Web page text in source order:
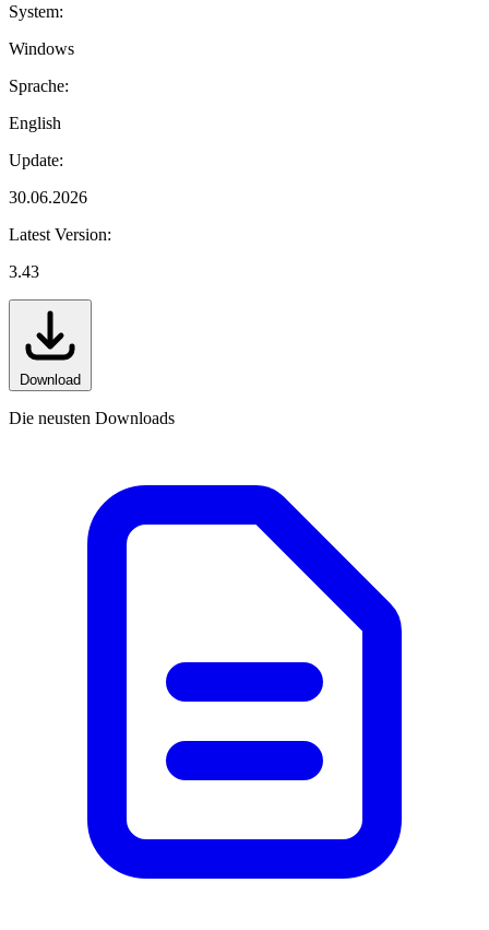
System:
Windows
Sprache:
English
Update:
30.06.2026
Latest Version:
3.43
Download
Die neusten Downloads